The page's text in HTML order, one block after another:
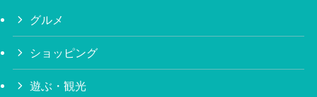
グルメ
ショッピング
遊ぶ・観光